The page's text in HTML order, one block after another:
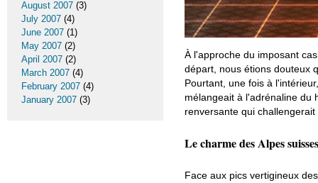
À l'approche du imposant
départ, nous étions douteux
Pourtant, une fois à
mélangeait à l'adrénaline du
renversante qui
Le charme des Alpes
Face aux pics vertigineux
August 2007 (3)
July 2007 (4)
June 2007 (1)
May 2007 (2)
April 2007 (2)
March 2007 (4)
February 2007 (4)
January 2007 (3)